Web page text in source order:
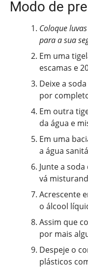
Modo de
Coloque
para a sua
Em uma
escamas e
Deixe a
por
Em outra
da água e
Em uma
a água
Junte a
vá
Acrescente
o álcool
Assim que
por mais
Despeje o
plásticos